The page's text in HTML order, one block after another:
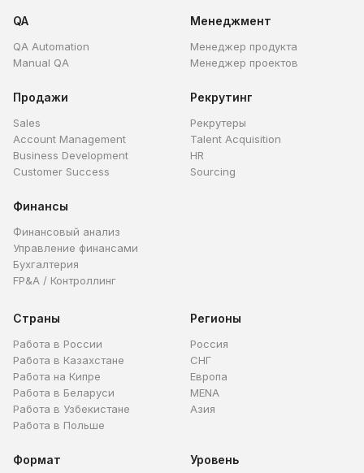
QA
QA Automation
Manual QA
Менеджмент
Менеджер продукта
Менеджер проектов
Продажи
Sales
Account Management
Business Development
Customer Success
Рекрутинг
Рекрутеры
Talent Acquisition
HR
Sourcing
Финансы
Финансовый анализ
Управление финансами
Бухгалтерия
FP&A / Контроллинг
Страны
Работа в России
Работа в Казахстане
Работа на Кипре
Работа в Беларуси
Работа в Узбекистане
Работа в Польше
Регионы
Россия
СНГ
Европа
MENA
Азия
Формат Уровень